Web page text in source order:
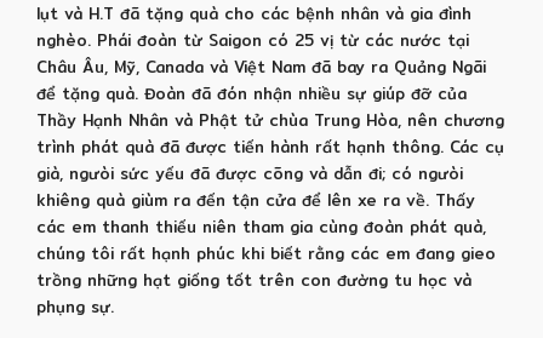
lụt và H.T đã tặng quà cho các bệnh nhân và gia đình
nghèo. Phái đoàn từ Saigon có 25 vị từ các nước tại
Châu Âu, Mỹ, Canada và Việt Nam đã bay ra Quảng Ngãi
để tặng quà. Đoàn đã đón nhận nhiều sự giúp đỡ của
Thầy Hạnh Nhân và Phật tử chùa Trung Hòa, nên chương
trình phát quà đã được tiến hành rất hạnh thông. Các cụ
già, ngưòi sức yếu đã được cõng và dẫn đi; có ngưòi
khiêng quà giùm ra đến tận cửa để lên xe ra về. Thấy
các em thanh thiếu niên tham gia cùng đoàn phát quà,
chúng tôi rất hạnh phúc khi biết rằng các em đang gieo
trồng những hạt giống tốt trên con đường tu học và
phụng sự.